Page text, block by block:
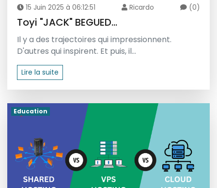
15 Juin 2025 à 06:12:51 Ricardo (0)
Toyi "JACK" BEGUED...
Il y a des trajectoires qui impressionnent.
D'autres qui inspirent. Et puis, il...
Lire la suite
Education